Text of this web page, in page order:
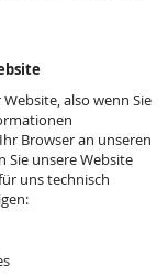
also wenn Sie
Browser an unseren
Sie unsere Website
uns technisch